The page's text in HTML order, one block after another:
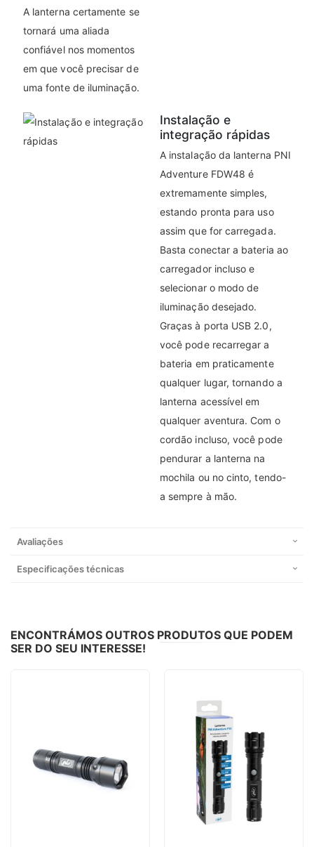
A lanterna certamente se
tornará uma aliada
confiável nos momentos
em que você precisar de
uma fonte de iluminação.
Instalação e
integração rápidas
A instalação da lanterna PNI
Adventure FDW48 é
extremamente simples,
estando pronta para uso
assim que for carregada.
Basta conectar a bateria ao
carregador incluso e
selecionar o modo de
iluminação desejado.
Graças à porta USB 2.0,
você pode recarregar a
bateria em praticamente
qualquer lugar, tornando a
lanterna acessível em
qualquer aventura. Com o
cordão incluso, você pode
pendurar a lanterna na
mochila ou no cinto, tendo-
a sempre à mão.
Avaliações
Especificações técnicas
ENCONTRÁMOS OUTROS PRODUTOS QUE PODEM
SER DO SEU INTERESSE!